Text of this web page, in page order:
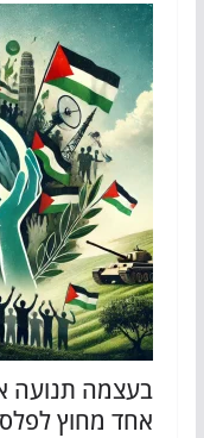
בעצמה תנועה
אחד מחוץ